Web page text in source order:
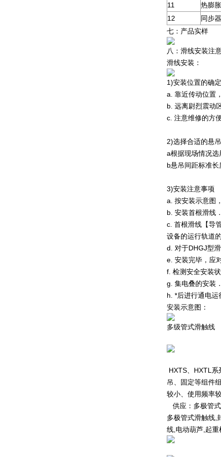
11
热膨
12
同步器
七：产品实样
八：滑线安装注
滑线安装：
1)安装位置的确定
a. 靠近传动位置
b. 远离尉烈震动
c. 注意维修的方
2)选择合适的悬
a根据现场情况
b悬吊间距标准
3)安装注意事项
a. 按安装示意图
b. 安装首根滑线
c. 首根滑线【导
设备的运行轨道
d. 对于DHGJ型
e. 安装完毕，应
f. 检测安全安装
g. 集电叠的安装
h. *后进行通电
安装示意图：
多级管式滑触线
HXTS、HXTL
吊、固定等组件
较小、使用频率
供应：多极管
多极管式滑触线,
线,电动葫芦,起